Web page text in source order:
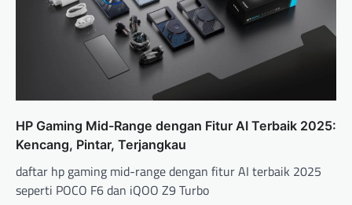
HP Gaming Mid-Range dengan Fitur AI Terbaik 2025:
Kencang, Pintar, Terjangkau
daftar hp gaming mid-range dengan fitur AI terbaik 2025
seperti POCO F6 dan iQOO Z9 Turbo